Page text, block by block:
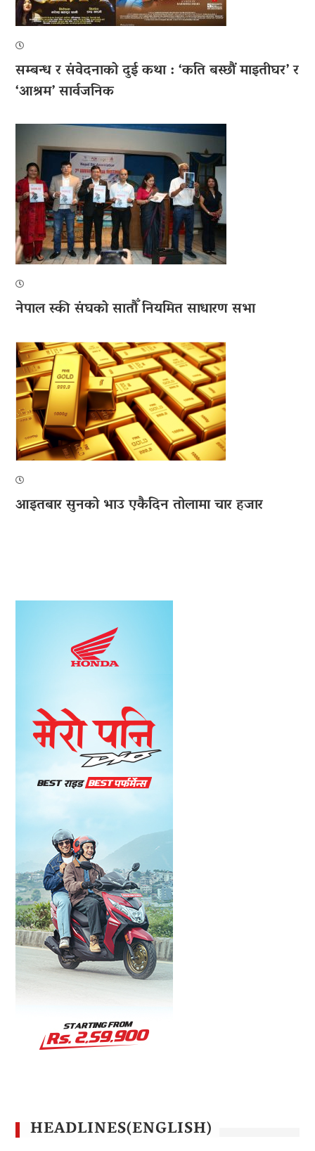
सम्बन्ध र संवेदनाको दुई कथा : ‘कति बस्छौं माइतीघर’ र
‘आश्रम’ सार्वजनिक
नेपाल स्की संघको सातौँ नियमित साधारण सभा
आइतबार सुनको भाउ एकैदिन तोलामा चार हजार
HEADLINES(ENGLISH)